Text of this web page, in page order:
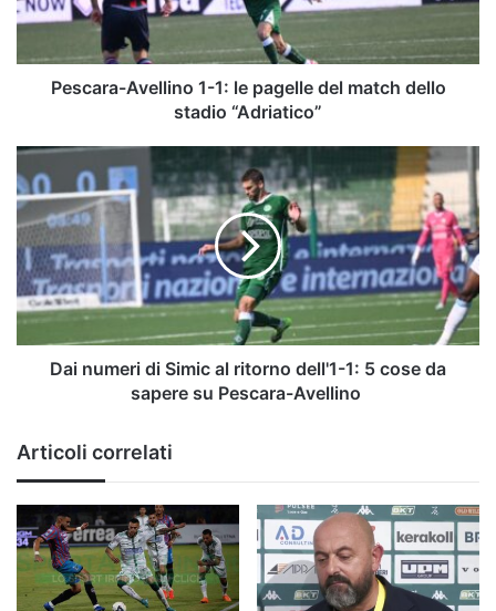
del
dello
stadioPescara-Avellino 1-1: le pagelle del match dello
stadio “Adriatico”
Dai
numeri
di
Simic
al
ritorno
dell'1-
1:
5
Pescara-
Avellino
Dai numeri di Simic al ritorno dell'1-1: 5 cose da
sapere su Pescara-Avellino
Articoli correlati